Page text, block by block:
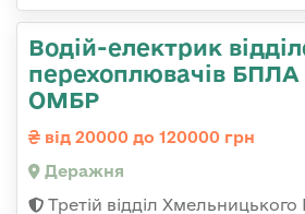
Водій-електрик
перехоплювачів
ОМБР
від 20000 до 120000 грн
Деражня
Третій відділ